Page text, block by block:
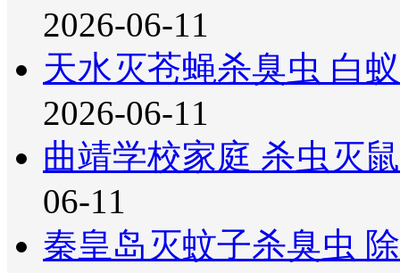
2026-06-11
天水灭苍蝇杀臭虫 白
2026-06-11
曲靖学校家庭 杀虫灭
06-11
秦皇岛灭蚊子杀臭虫